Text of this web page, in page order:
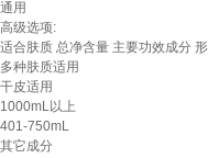
通用
高级选项:
适合肤质 总净含量 主要功效成分
多种肤质适用
干皮适用
1000mL以上
401-750mL
其它成分